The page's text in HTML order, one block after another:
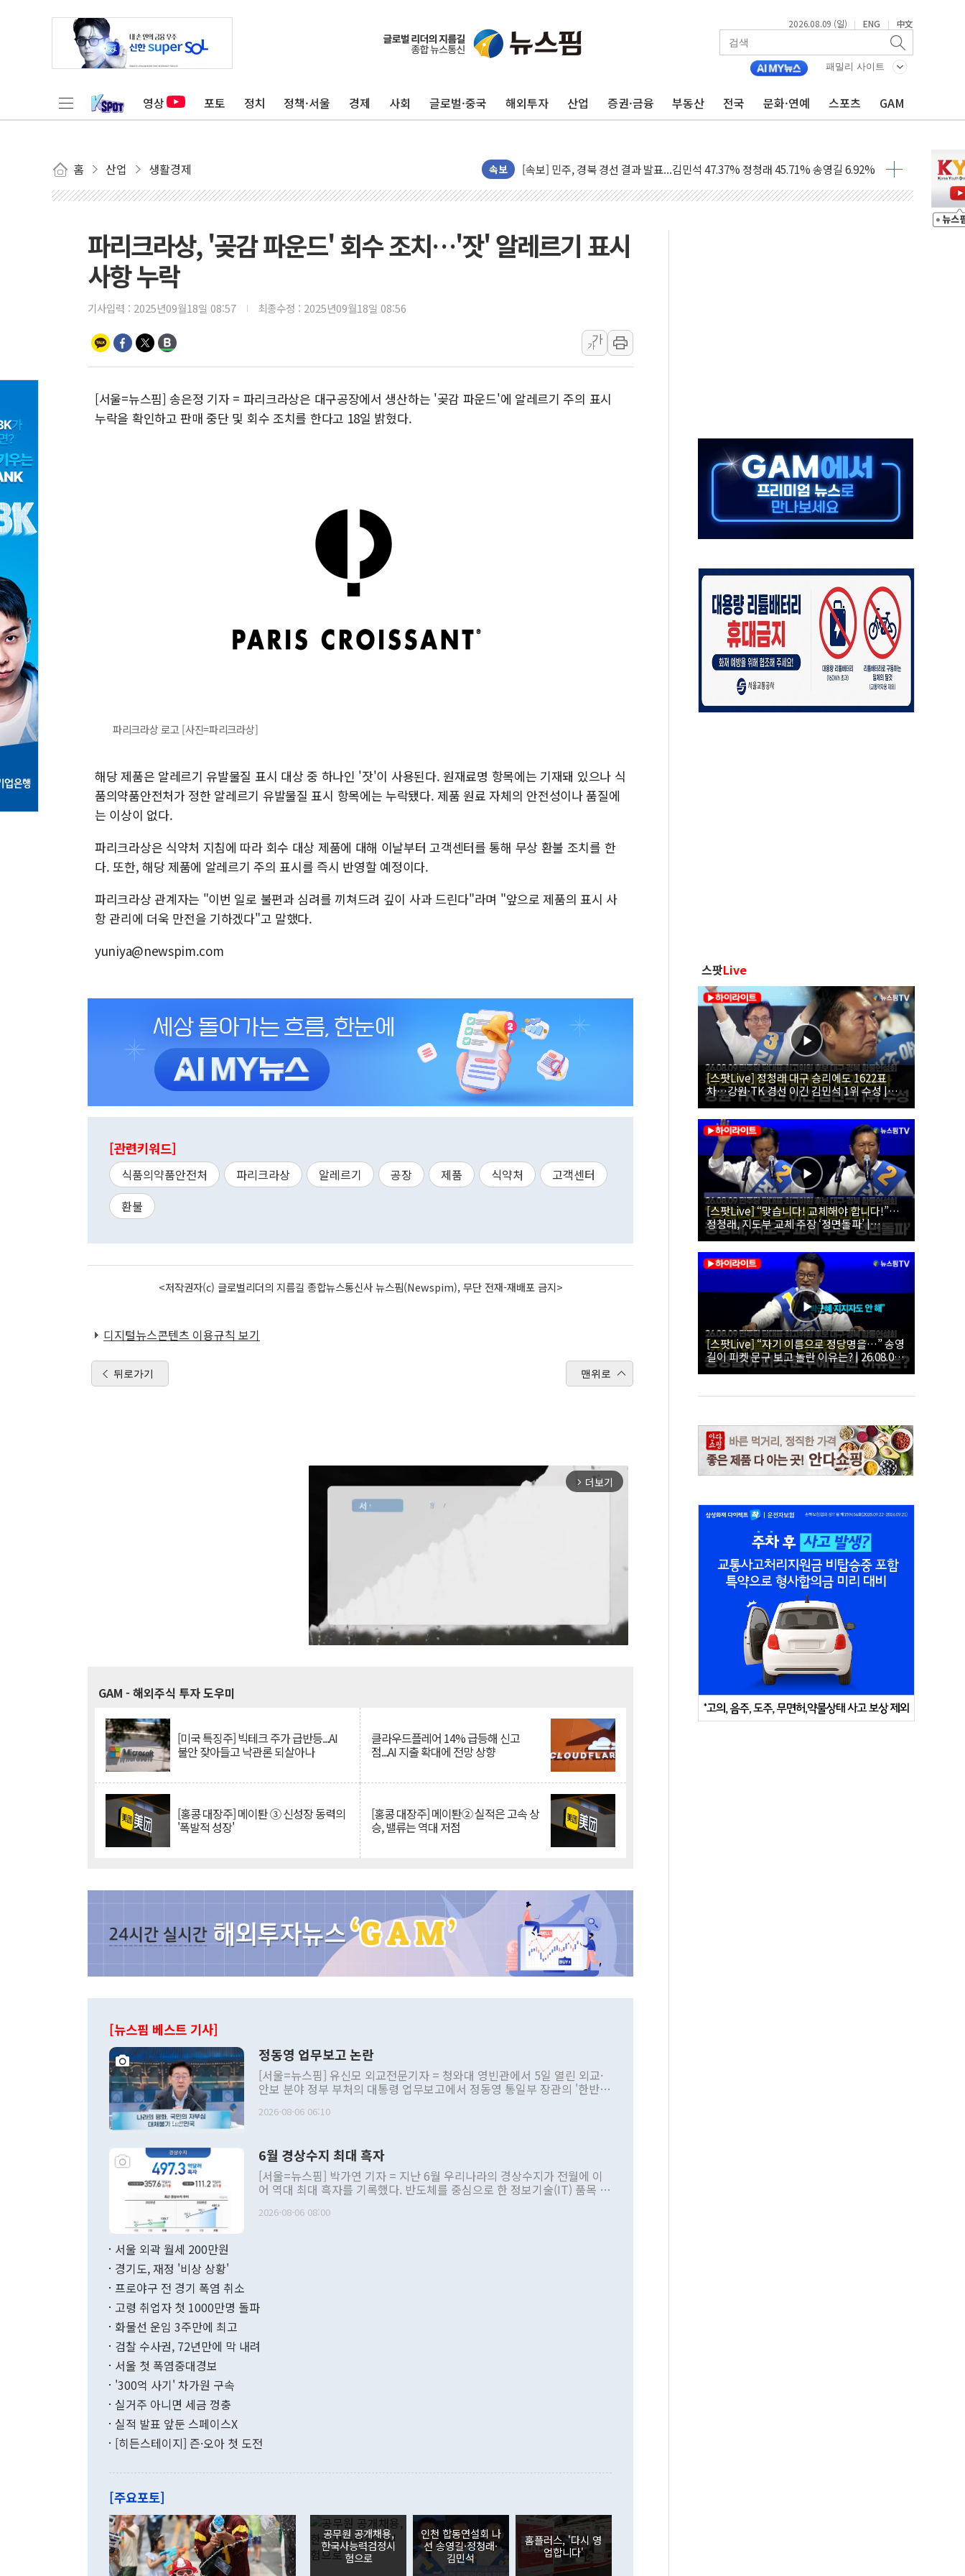
2026.08.09 (일) | ENG | 中文
패밀리 사이트
영상 포토 정치 정책·서울 경제 사회 글로벌·중국 해외투자 산업 증권·금융 부동산 전국 문화·연예 스포츠 GAM
홈 산업 생활경제 속보
[종합] 김민석, 정청래에 누적 '1.48%p' 차 선두 유지...金 46.01% vs 鄭 44.53%
인천서 말다툼 중 어머니 살해 10대 구속…범행 후 반려견도 죽여
김민석, 강원·대구·경북 경선서 정청래에 승리…金 48.54% vs 鄭 44.40%
[속보] 민주, 경북 경선 결과 발표...김민석 47.37% 정청래 45.71% 송영길 6.92%
[속보] 민주, 대구 경선 결과 발표...정청래 47.82% 김민석 46.35% 송영길 5.83%
정재헌 CEO, SKT 장기고객 400명 맞이…"마음 잇는 시간 되길"
최태원, 노소영에 9440억 지급 확정되나…재상고 앞두고 막판 셈법
홈플러스發 대형마트 판매, 역대 최대폭 감소한 9.4%↓…유통업계 양극화 심화
윤준병·이해민 의원, '정부 특사'로 콜롬비아 대통령 취임식 참석
여야, 황희 '버스 하우스' 공방…野 "청년 우롱 기괴" vs 與 "송구한 해프닝"
현대그린푸드 '텍사스로드하우스' 잠실점, 직장인 핫플레이스로 부상
與 "세제개편안 8월 말 당정 조율 완료…초고가·비거주 1주택 등 여론 수렴"
파리크라상, '곶감 파운드' 회수 조치…'잣' 알레르기 표시
사항 누락
기사입력 : 2025년09월18일 08:57 최종수정 : 2025년09월18일 08:56
가
가
[서울=뉴스핌] 송은정 기자 = 파리크라상은 대구공장에서 생산하는 '곶감 파운드'에 알레르기 주의 표시
누락을 확인하고 판매 중단 및 회수 조치를 한다고 18일 밝혔다.
파리크라상 로고 [사진=파리크라상]
해당 제품은 알레르기 유발물질 표시 대상 중 하나인 '잣'이 사용된다. 원재료명 항목에는 기재돼 있으나 식
품의약품안전처가 정한 알레르기 유발물질 표시 항목에는 누락됐다. 제품 원료 자체의 안전성이나 품질에
는 이상이 없다.
파리크라상은 식약처 지침에 따라 회수 대상 제품에 대해 이날부터 고객센터를 통해 무상 환불 조치를 한
다. 또한, 해당 제품에 알레르기 주의 표시를 즉시 반영할 예정이다.
파리크라상 관계자는 "이번 일로 불편과 심려를 끼쳐드려 깊이 사과 드린다"라며 "앞으로 제품의 표시 사
항 관리에 더욱 만전을 기하겠다"고 말했다.
yuniya@newspim.com
[관련키워드]
식품의약품안전처 파리크라상 알레르기 공장 제품 식약처
고객센터
환불
<저작권자(c) 글로벌리더의 지름길 종합뉴스통신사 뉴스핌(Newspim), 무단 전재-재배포 금지>
디지털뉴스콘텐츠 이용규칙 보기
뒤로가기 맨위로
arrow_forward_ios 더보기
GAM - 해외주식 투자 도우미
[미국 특징주] 빅테크 주가 급반등...AI
불안 잦아들고 낙관론 되살아나
클라우드플레어 14% 급등해 신고
점...AI 지출 확대에 전망 상향
[홍콩 대장주] 메이퇀 ③ 신성장 동력의
'폭발적 성장'
[홍콩 대장주] 메이퇀② 실적은 고속 상
승, 밸류는 역대 저점
[뉴스핌 베스트 기사]
정동영 업무보고 논란
[서울=뉴스핌] 유신모 외교전문기자 = 청와대 영빈관에서 5일 열린 외교·
안보 분야 정부 부처의 대통령 업무보고에서 정동영 통일부 장관의 '한반도
발언 중에는 정부 내 조율을 거치지 않은 사안을 정책으로 추진하겠다고 공
주의적 희망에 근거한 비현실적 구상'이라는 비판을 내놨다. 그동안 정 장
관의 대북 정책 관련 발언이 물의를 빚은 적은 여러 번 있지만 대통령과 유
관 부처 장관이 공개적으로 부정적 입장을 표명한 것은 이례적이다. 정 장
관의 무리한 대북 접근법과 월권을 제어해야 한다는 목소리도 높아지고 있
다. [정동영 통일부 장관이 지난달 23일 오후 서울 종로구 정부서울청사에
무너졌다고도 했다. 또 "현 시점에서 흘러간 선(先)비핵화만 되뇌는 것은
함께 4자 대화의 동력을 확보하기 위해 최선을 다할 것"이라고 말했다. 하
"우리의 선의대로 하는 게 과연 한반도의 평화와 안정에 플러스냐, 결론적
관은 업무보고 사후 브리핑에서 정 장관이 언급한 '4자 회담'에 대해 "이상
이 9월 러시아 블라디보스토크에서 열리는 '동방경제포럼(EEF)'을 언급하
며 "정부 차원에서 (참석을) 검토하고 있다"고 발언한 데 대해서도 조 장관
은 "그것은 외교부의 몫"이라며 "아직 거기까지 진도가 나가지 않았다"고
잘랐다. 정 장관이 이날 소개한 대북 구상과 설명은 정부 내 조율을 거치지
않았다는 점에서 문제가 있다. 특히 주적 표현 대체와 국호 사용, 9·19 군
2026-08-06 06:10
6월 경상수지 최대 흑자
[서울=뉴스핌] 박가연 기자 = 지난 6월 우리나라의 경상수지가 전월에 이
어 역대 최대 흑자를 기록했다. 반도체를 중심으로 한 정보기술(IT) 품목 수
료=한국은행] 한국은행이 6일 발표한 '2026년 6월 국제수지(잠정)'에 따르
며 월간 기준 처음으로 1000억달러를 넘어섰다. 상품수입은 644억8000만
196.9% 급증했고 컴퓨터·주변기기(SSD)는 282.7% 증가했다. IT 품목
수출은 160.4% 늘었으며 비IT 품목도 ▲석유제품(47.5%) ▲화공품
기록했지만 지식재산권사용료수지는 전월 흑자에서 4억4000만달러 적자
로 전환됐다. 본원소득수지는 배당소득을 중심으로 32억7000만달러 흑자
는 배당수입이 늘어난 데다 전월 분기배당에 따른 기저효과로 배당지급이
였던 올해 3월(369억9000만달러)을 넘어선 것이다. 직접투자에서는 내국
인의 해외투자가 80억1000만달러, 외국인의 국내투자가 46억3000만달러
각각 증가했다. 증권투자에서는 외국인의 국내 주식 매도세가 이어졌다. 외
국인의 국내 주식 투자는 차익실현 매도 등의 영향으로 316억1000만달러
감소하며 전월(-310억5000만달러)에 이어 역대 최대 순매도 기록을 다시
2026-08-06 08:00
서울 외곽 월세 200만원
경기도, 재정 '비상 상황'
프로야구 전 경기 폭염 취소
고령 취업자 첫 1000만명 돌파
화물선 운임 3주만에 최고
검찰 수사권, 72년만에 막 내려
서울 첫 폭염중대경보
'300억 사기' 차가원 구속
실거주 아니면 세금 껑충
실적 발표 앞둔 스페이스X
[히든스테이지] 즌·오아 첫 도전
[주요포토]
공무원 공개채용,
한국사능력검정시
험으로
인천 합동연설회 나
선 송영길·정청래·
김민석
홈플러스, '다시 영
업합니다'
스팟Live
[스팟Live] 정청래 대구 승리에도 1622표
차…강원·TK 경선 이긴 김민석 1위 수성 |
26.08.09 더불어민주당 당대표·최고위원 후
보 대구·경북 합동연설회
[스팟Live] “맞습니다! 교체해야 합니다!”…
정청래, 지도부 교체 주장 ‘정면돌파’ |
26.08.09 더불어민주당 당대표·최고위원 후
보 대구·경북 합동연설회
[스팟Live] “자기 이름으로 정당명을…” 송영
길이 피켓 문구 보고 놀란 이유는? | 26.08.09
더불어민주당 당대표·최고위원 후보 대구·경